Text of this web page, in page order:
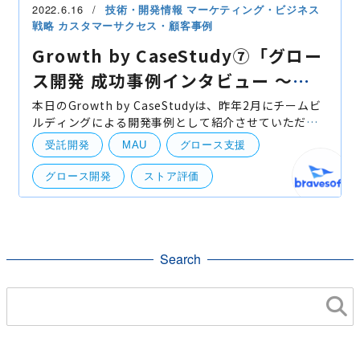
2022.6.16 技術・開発情報 マーケティング・ビジネス
戦略 カスタマーサクセス・顧客事例
Growth by CaseStudy⑦「グロー
ス開発 成功事例インタビュー 〜ふ
としの部屋〜」
本日のGrowth by CaseStudyは、昨年2月にチームビ
ルディングによる開発事例として紹介させていただい
た"ふとしの部屋"アプリに関して、リニューアル後の
グロースを実現させた事例のご紹介となります。 今
回、"ふと
受託開発 MAU グロース支援
グロース開発 ストア評価
Search